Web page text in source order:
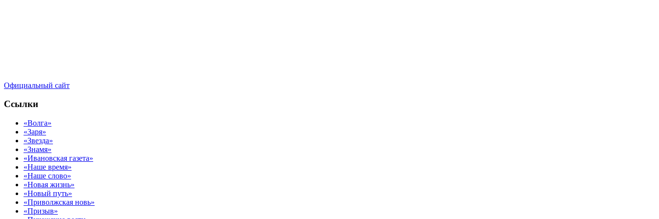
Официальный сайт
Ссылки
«Волга»
«Заря»
«Звезда»
«Знамя»
«Ивановская газета»
«Наше время»
«Наше слово»
«Новая жизнь»
«Новый путь»
«Приволжская новь»
«Призыв»